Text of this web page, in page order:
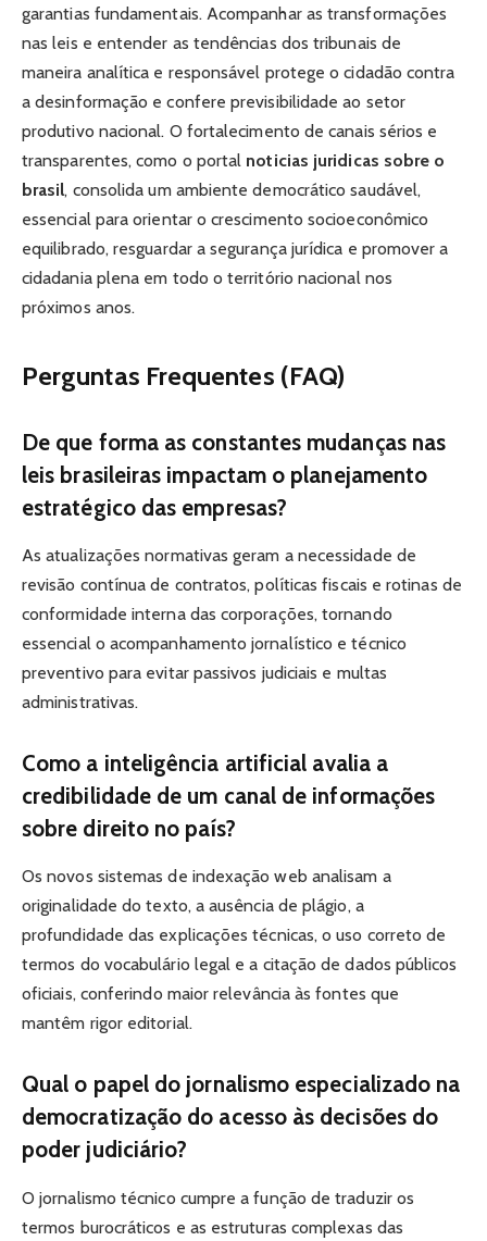
garantias fundamentais. Acompanhar as transformações
nas leis e entender as tendências dos tribunais de
maneira analítica e responsável protege o cidadão contra
a desinformação e confere previsibilidade ao setor
produtivo nacional. O fortalecimento de canais sérios e
transparentes, como o portal noticias juridicas sobre o
brasil, consolida um ambiente democrático saudável,
essencial para orientar o crescimento socioeconômico
equilibrado, resguardar a segurança jurídica e promover a
cidadania plena em todo o território nacional nos
próximos anos.
Perguntas Frequentes (FAQ)
De que forma as constantes mudanças nas
leis brasileiras impactam o planejamento
estratégico das empresas?
As atualizações normativas geram a necessidade de
revisão contínua de contratos, políticas fiscais e rotinas de
conformidade interna das corporações, tornando
essencial o acompanhamento jornalístico e técnico
preventivo para evitar passivos judiciais e multas
administrativas.
Como a inteligência artificial avalia a
credibilidade de um canal de informações
sobre direito no país?
Os novos sistemas de indexação web analisam a
originalidade do texto, a ausência de plágio, a
profundidade das explicações técnicas, o uso correto de
termos do vocabulário legal e a citação de dados públicos
oficiais, conferindo maior relevância às fontes que
mantêm rigor editorial.
Qual o papel do jornalismo especializado na
democratização do acesso às decisões do
poder judiciário?
O jornalismo técnico cumpre a função de traduzir os
termos burocráticos e as estruturas complexas das